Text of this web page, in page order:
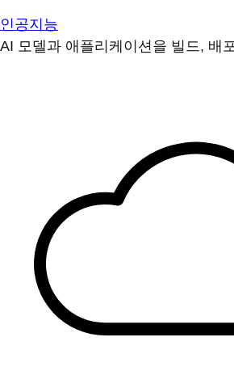
인공지능
AI 모델과 애플리케이션을 빌드, 배